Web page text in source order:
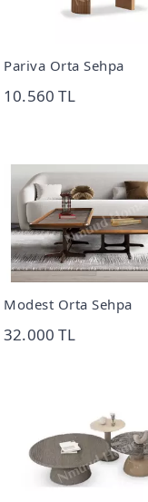
Pariva Orta Sehpa
10.560 TL
Modest Orta Sehpa
32.000 TL